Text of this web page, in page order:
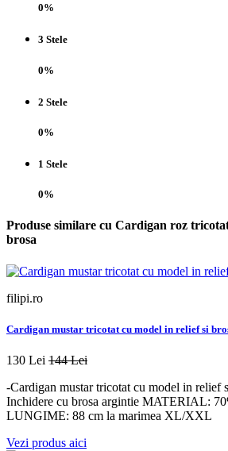
0%
3 Stele
0%
2 Stele
0%
1 Stele
0%
Produse similare cu Cardigan roz
brosa
filipi.ro
Cardigan mustar tricotat cu model in relief si
130 Lei 144 Lei
-Cardigan mustar tricotat cu model in relief
Inchidere cu brosa argintie MATERIAL:
LUNGIME: 88 cm la marimea XL/XXL
Vezi produs aici